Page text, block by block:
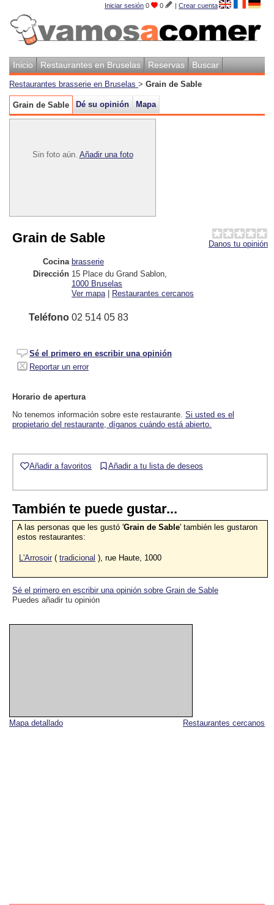
Iniciar sesión 0 0 | Crear cuenta
Inicio Restaurantes en Bruselas Reservas Buscar
Restaurantes brasserie en Bruselas > Grain de Sable
Grain de Sable Dé su opinión Mapa
Sin foto aún. Añadir una foto
Restaurantes cercanos
Mapa detallado
Danos tu opinión
Grain de Sable
Cocina brasserie
Dirección 15 Place du Grand Sablon
1000 Bruselas
Ver mapa | Restaurantes cercanos
Teléfono 02 514 05 83
Sé el primero en escribir una opinión
Reportar un error
Horario de apertura
No tenemos información sobre este restaurante. Si usted es el
propietario del restaurante, díganos cuándo está abierto.
Añadir a favoritos Añadir a tu lista de deseos
También te puede gustar...
A las personas que les gustó 'Grain de Sable' también les gustaron
estos restaurantes:
L'Arrosoir ( tradicional ), rue Haute, 1000
Sé el primero en escribir una opinión sobre Grain de Sable
Puedes añadir tu opinión